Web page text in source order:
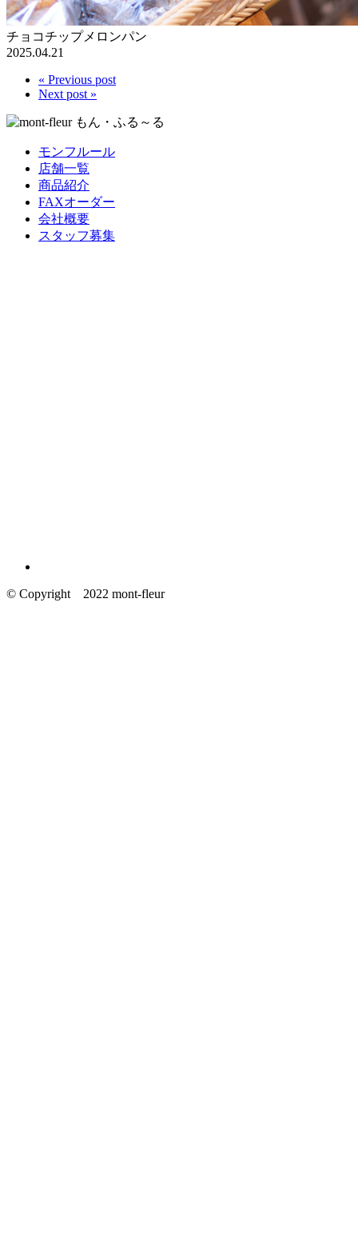
チョコチップメロンパン
2025.04.21
« Previous post
Next post »
モンフルール
店舗一覧
商品紹介
FAXオーダー
会社概要
スタッフ募集
© Copyright 2022 mont-fleur